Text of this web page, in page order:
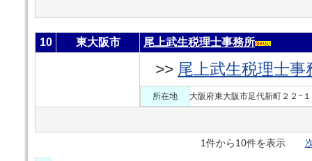
10 東大阪市 尾上武生税理士事務所
>> 尾上武生税理士事
所在地 大阪府東大阪市足代新町２２−
1件から10件を表示